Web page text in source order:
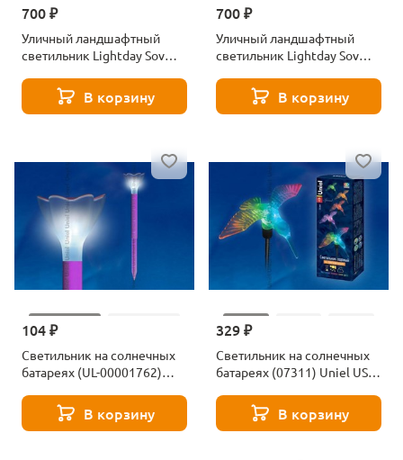
700 ₽
Уличный ландшафтный
светильник Lightday Sov
В корзину
700 ₽
Уличный ландшафтный
светильник Lightday Sov
В корзину
104 ₽
Светильник на солнечных
батареях (UL-00001762)
420/PT305 Pink Crocus
В корзину
329 ₽
Светильник на солнечных
батареях (07311) Uniel USL-
В корзину